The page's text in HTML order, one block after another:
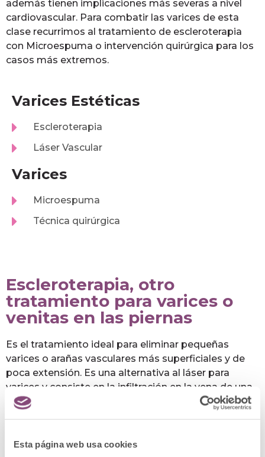
Esta página web usa cookies
además tienen implicaciones más severas a nivel
cardiovascular. Para combatir las varices de esta
clase recurrimos al tratamiento de escleroterapia
con Microespuma o intervención quirúrgica para los
casos más extremos.
Varices Estéticas
Escleroterapia
Láser Vascular
Varices
Microespuma
Técnica quirúrgica
Escleroterapia, otro
tratamiento para varices o
venitas en las piernas
Es el tratamiento ideal para eliminar pequeñas
varices o arañas vasculares más superficiales y de
poca extensión. Es una alternativa al láser para
varices y consiste en la infiltración en la vena de una
sustancia esclerosante, que recorrerá la vena